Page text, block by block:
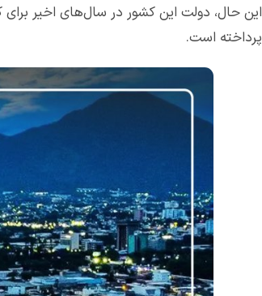
این حال، دولت این کشور در سال‌های اخیر
پرداخته است.